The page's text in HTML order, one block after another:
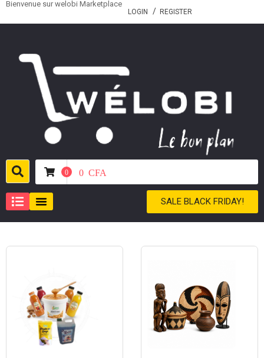
Bienvenue sur welobi Marketplace
LOGIN REGISTER
0 0 CFA
SALE BLACK FRIDAY!